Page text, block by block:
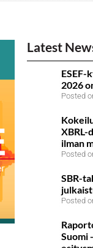
Latest
2026
Posted
XBRL-
ilman
Posted
SBR-
Posted
Suomi